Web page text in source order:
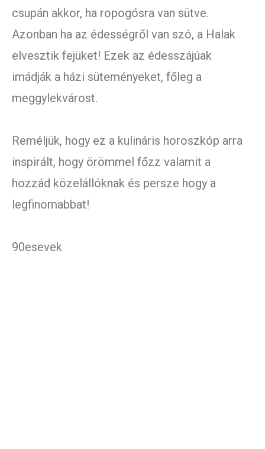
csupán akkor, ha ropogósra van sütve.
Azonban ha az édességről van szó, a Halak
elvesztik fejüket! Ezek az édesszájúak
imádják a házi süteményeket, főleg a
meggylekvárost.
Reméljük, hogy ez a kulináris horoszkóp arra
inspirált, hogy örömmel főzz valamit a
hozzád közelállóknak és persze hogy a
legfinomabbat!
90esevek